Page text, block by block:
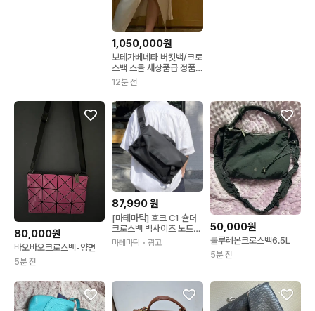
1,050,000원
보테가베네타 버킷백/크로
스백 스몰 새상품급 정품
(감정O)
12분 전
80,000원
바오바오크로스백-양면
5분 전
87,990원
[마테마틱] 호크 C1 숄더
크로스백 빅사이즈 노트북
가방 메신저백
마테마틱 ・광고
50,000원
룰루레몬크로스백6.5L
5분 전